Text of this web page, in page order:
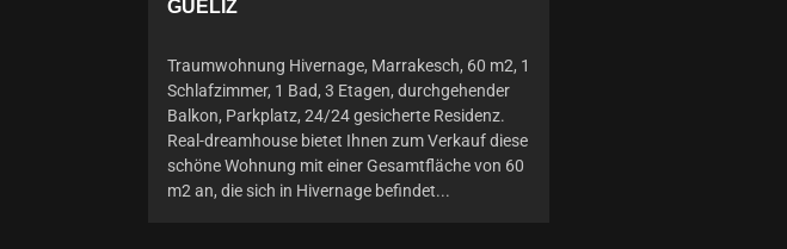
GUELIZ
Traumwohnung Hivernage, Marrakesch, 60 m2, 1
Schlafzimmer, 1 Bad, 3 Etagen, durchgehender
Balkon, Parkplatz, 24/24 gesicherte Residenz.
Real-dreamhouse bietet Ihnen zum Verkauf diese
schöne Wohnung mit einer Gesamtfläche von 60
m2 an, die sich in Hivernage befindet...